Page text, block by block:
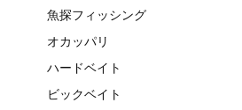
魚探フィッシング
オカッパリ
ハードベイト
ビックベイト